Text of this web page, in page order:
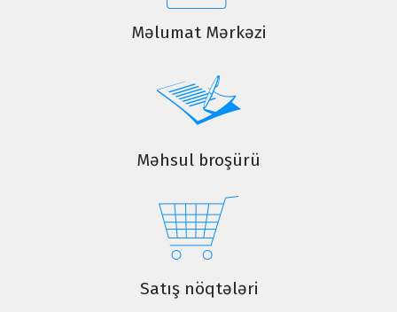
Məlumat Mərkəzi
Məhsul broşürü
Satış nöqtələri